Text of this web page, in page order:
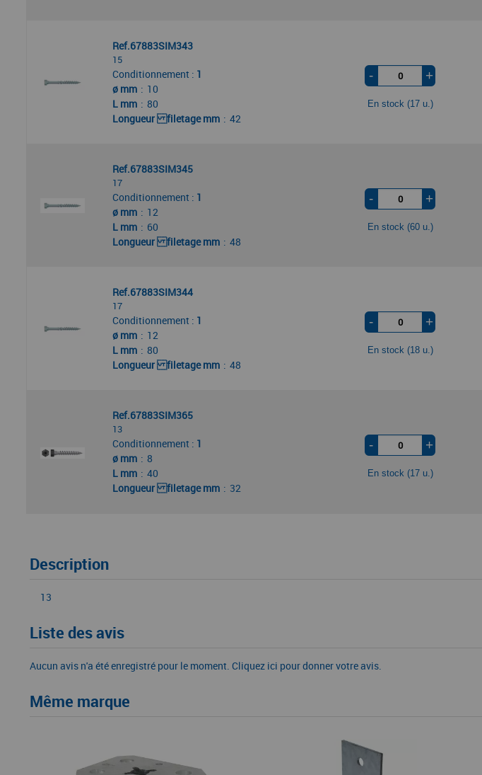
Ref.67883SIM343
15
Conditionnement : 1
ø mm
10
L mm
80
Longueur filetage mm
42
- +
En stock (17 u.)
Ref.67883SIM345
17
Conditionnement : 1
ø mm
12
L mm
60
Longueur filetage mm
48
- +
En stock (60 u.)
Ref.67883SIM344
17
Conditionnement : 1
ø mm
12
L mm
80
Longueur filetage mm
48
- +
En stock (18 u.)
Ref.67883SIM365
13
Conditionnement : 1
ø mm
8
L mm
40
Longueur filetage mm
32
- +
En stock (17 u.)
Description
13
Liste des avis
Aucun avis n'a été enregistré pour le moment. Cliquez ici pour donner votre avis.
Même marque